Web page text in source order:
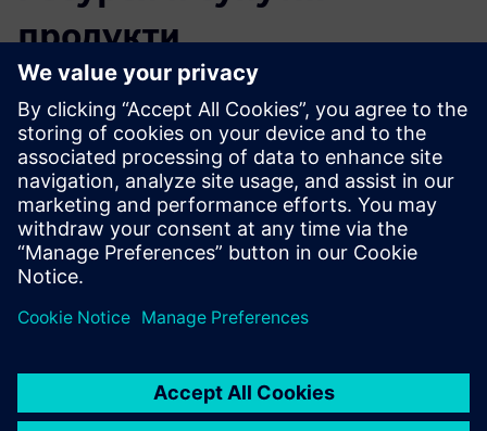
продукти
Додаткова інформація та ресурси
QuantumCloud Symmetric Key
Передумови